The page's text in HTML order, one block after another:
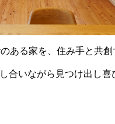
ある家を、住み手と共創
合いながら見つけ出し